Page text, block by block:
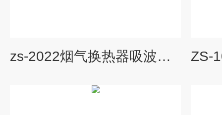
zs-2022烟气换热器吸波增热防腐涂料 耐高温防腐涂料